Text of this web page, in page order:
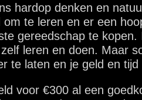
hardop denken en
te leren en er een
gereedschap te
leren en doen. Maar
te laten en je geld en
voor €300 al een